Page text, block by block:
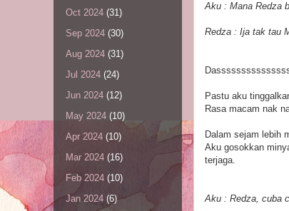
Aku : Mana Redza
Redza : Ija tak tau
Pastu aku
Rasa macam nak
Dalam sejam lebih
Aku gosokkan
terjaga.
Aku : Redza, cuba
Oct 2024 (31)
Sep 2024 (30)
Aug 2024 (31)
Jul 2024 (24)
Jun 2024 (12)
May 2024 (10)
Apr 2024 (10)
Mar 2024 (16)
Feb 2024 (10)
Jan 2024 (6)